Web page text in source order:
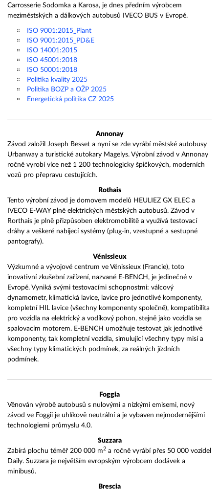
Carrosserie Sodomka a Karosa, je dnes předním výrobcem
meziměstských a dálkových autobusů IVECO BUS v Evropě.
ISO 9001:2015_Plant
ISO 9001:2015_PD&E
ISO 14001:2015
ISO 45001:2018
ISO 50001:2018
Politika kvality 2025
Politika BOZP a OŽP 2025
Energetická politika CZ 2025
Annonay
Závod založil Joseph Besset a nyní se zde vyrábí městské autobusy
Urbanway a turistické autokary Magelys. Výrobní závod v Annonay
ročně vyrobí více než 1 200 technologicky špičkových, moderních
vozů pro přepravu cestujících.
Rothais
Tento výrobní závod je domovem modelů HEULIEZ GX ELEC a
IVECO E-WAY plně elektrických městských autobusů. Závod v
Rorthais je plně přizpůsoben elektromobilitě a využívá testovací
dráhy a veškeré nabíjecí systémy (plug-in, vzestupné a sestupné
pantografy).
Vénissieux
Výzkumné a vývojové centrum ve Vénissieux (Francie), toto
inovativní zkušební zařízení, nazvané E-BENCH, je jedinečné v
Evropě. Vyniká svými testovacími schopnostmi: válcový
dynamometr, klimatická lavice, lavice pro jednotlivé komponenty,
kompletní HIL lavice (všechny komponenty společně), kompatibilita
pro vozidla na elektrický a vodíkový pohon, stejně jako vozidla se
spalovacím motorem. E-BENCH umožňuje testovat jak jednotlivé
komponenty, tak kompletní vozidla, simulující všechny typy misí a
všechny typy klimatických podmínek, za reálných jízdních
podmínek.
Foggia
Věnován výrobě autobusů s nulovými a nízkými emisemi, nový
závod ve Foggii je uhlíkově neutrální a je vybaven nejmodernějšími
technologiemi průmyslu 4.0.
Suzzara
Zabírá plochu téměř 200 000 m2 a ročně vyrábí přes 50 000 vozidel
Daily. Suzzara je největším evropským výrobcem dodávek a
minibusů.
Brescia